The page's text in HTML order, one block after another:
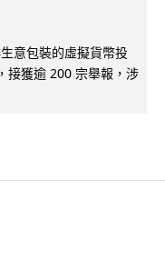
意包裝的虛擬貨幣投
接獲逾 200 宗舉報，涉